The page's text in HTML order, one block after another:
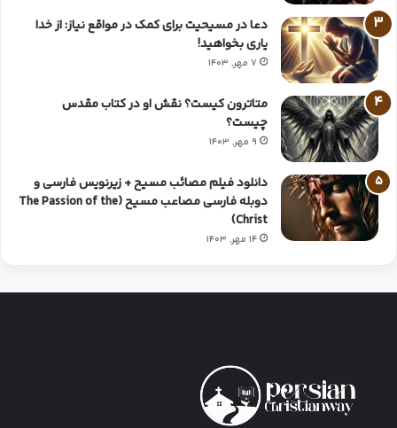
دعا در مسیحیت برای کمک در مواقع نیاز: از خدا
یاری بخواهید!
7 مهر, 1403
متاترون کیست؟ نقش او در کتاب مقدس
چیست؟
9 مهر, 1403
دانلود فیلم مصائب مسیح + زیرنویس فارسی و
دوبله فارسی مصاعب مسیح (The Passion of the
Christ)
14 مهر, 1403